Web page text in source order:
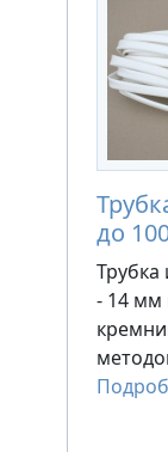
до
Трубка
- 14 мм